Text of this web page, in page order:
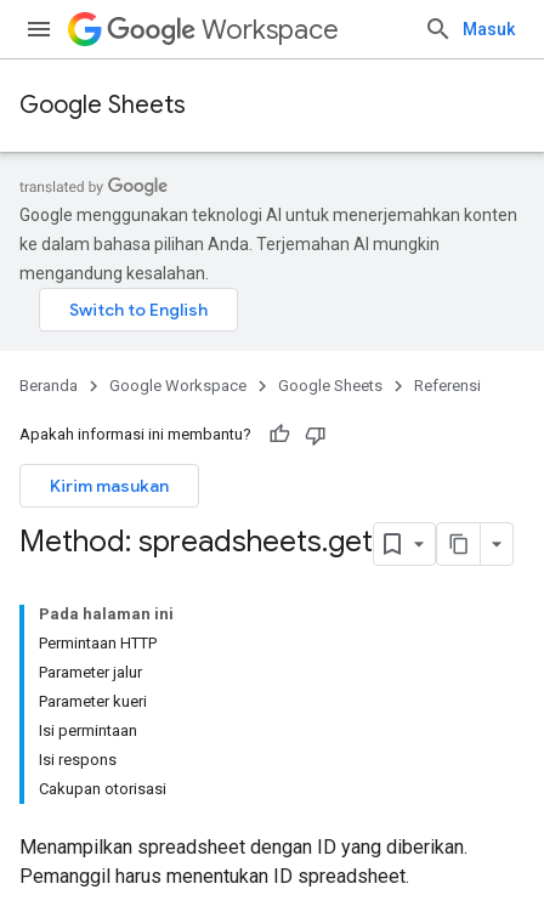
Workspace Masuk
Google Sheets
Google menggunakan teknologi AI untuk menerjemahkan konten
ke dalam bahasa pilihan Anda. Terjemahan AI mungkin
mengandung kesalahan.
Beranda Google Workspace Google Sheets Referensi
Apakah informasi ini membantu?
Kirim masukan
Method: spreadsheets.get
Pada halaman ini
Permintaan HTTP
Parameter jalur
Parameter kueri
Isi permintaan
Isi respons
Cakupan otorisasi
Menampilkan spreadsheet dengan ID yang diberikan.
Pemanggil harus menentukan ID spreadsheet.